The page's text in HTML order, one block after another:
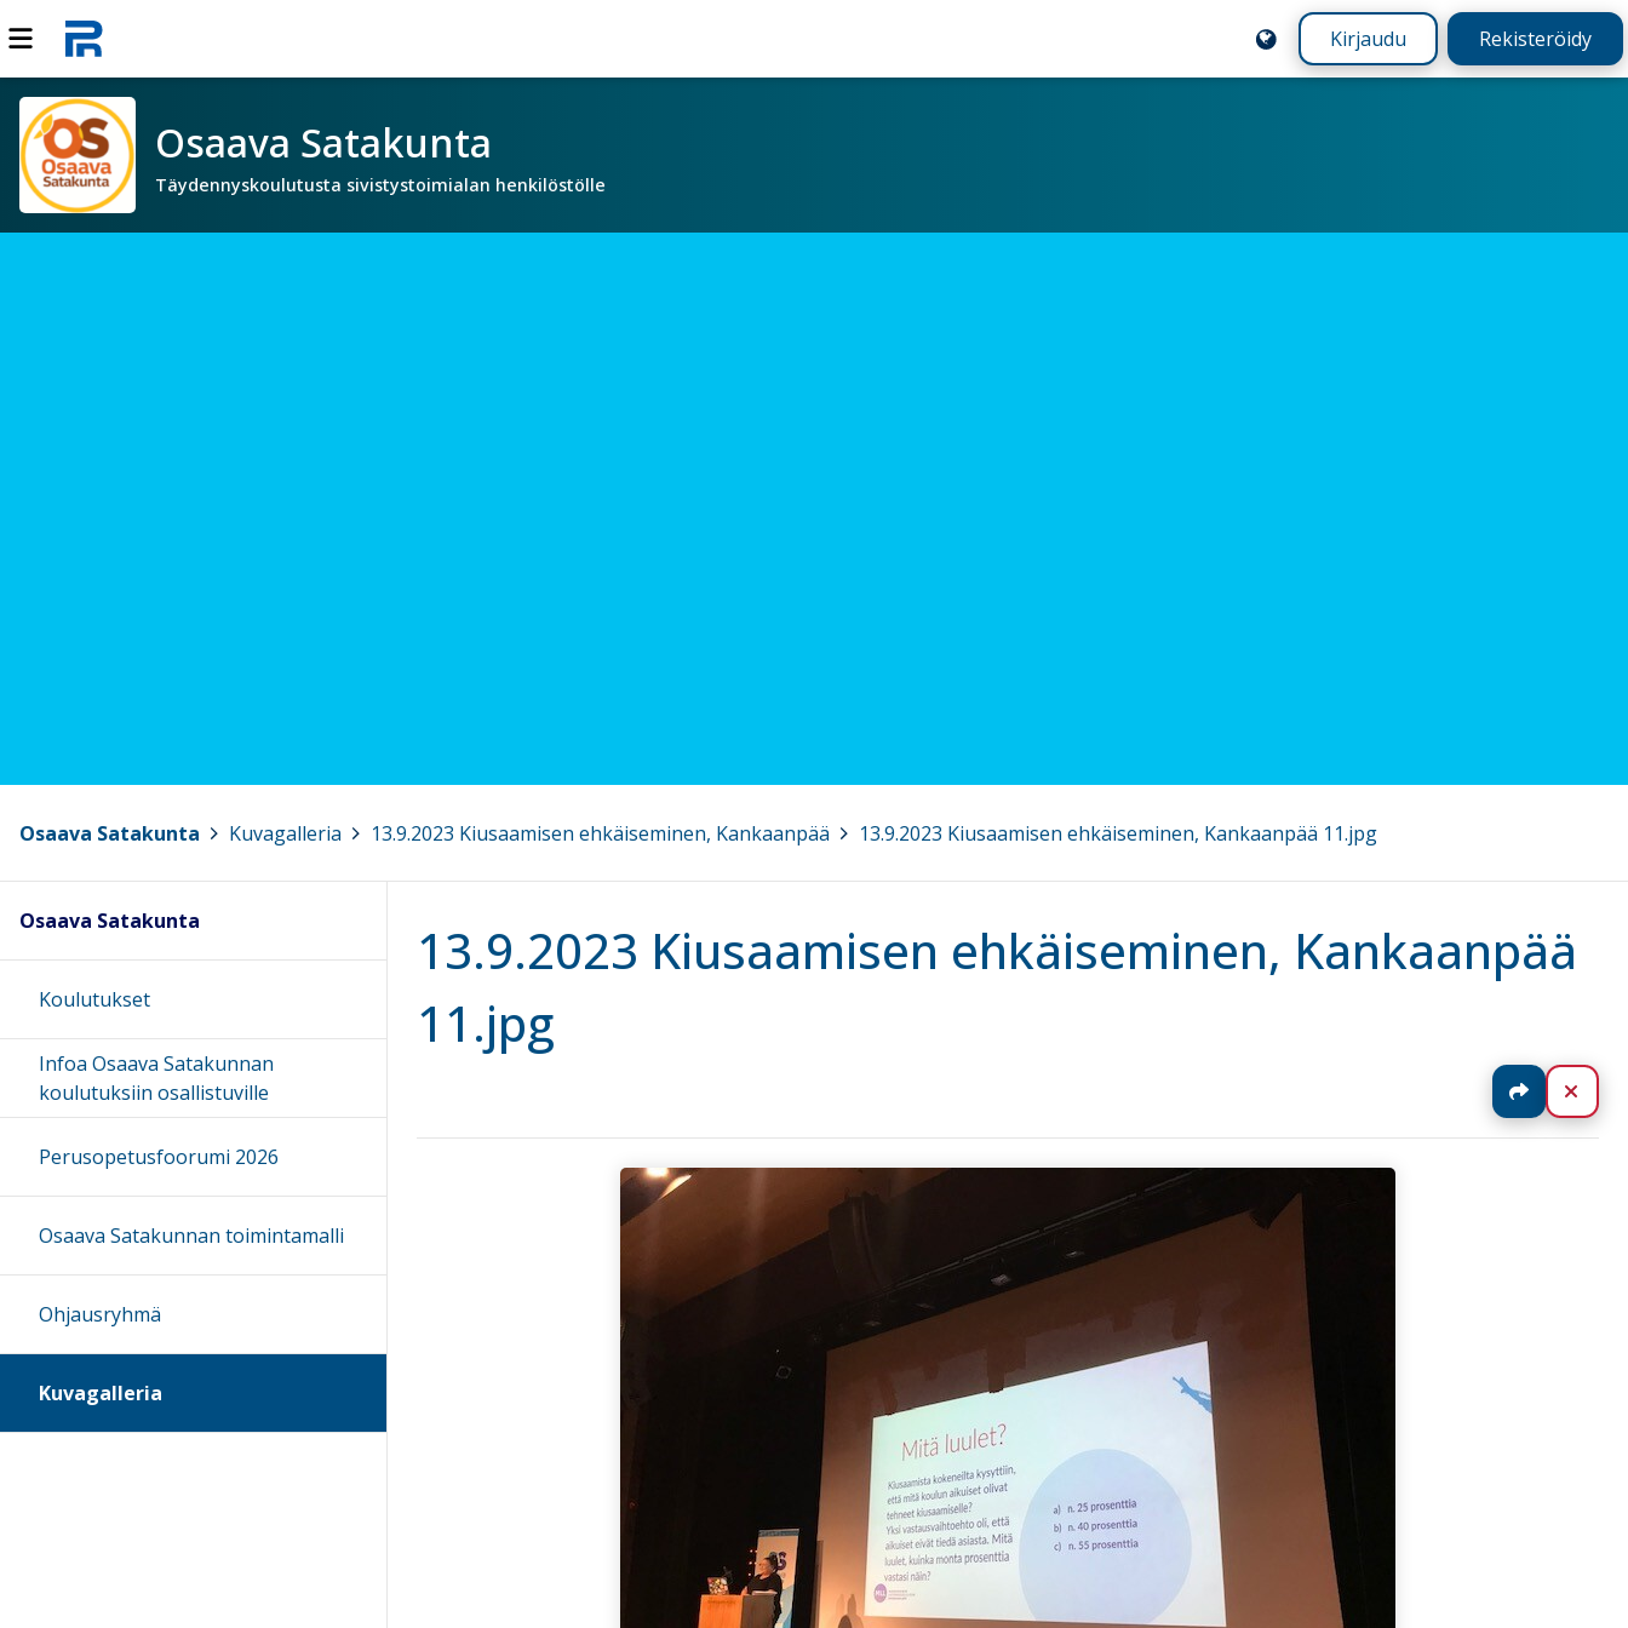
Kirjaudu Rekisteröidy
Osaava Satakunta
Täydennyskoulutusta sivistystoimialan henkilöstölle
Osaava Satakunta Kuvagalleria 13.9.2023 Kiusaamisen ehkäiseminen, Kankaanpää 13.9.2023 Kiusaamisen ehkäiseminen, Kankaanpää 11.jpg
13.9.2023 Kiusaamisen ehkäiseminen, Kankaanpää
11.jpg
Jaa
Osaava Satakunta
Koulutukset
Infoa Osaava Satakunnan
koulutuksiin osallistuville
Perusopetusfoorumi 2026
Osaava Satakunnan toimintamalli
Ohjausryhmä
Kuvagalleria